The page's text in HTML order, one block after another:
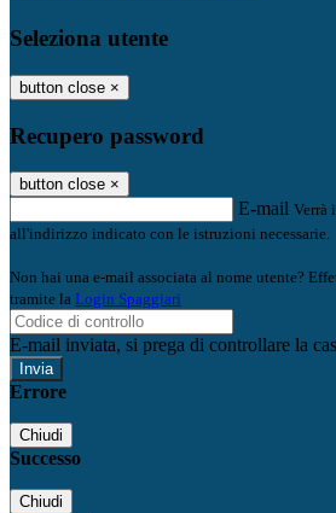
Seleziona utente
button close ×
Recupero password
button close ×
E-mail Verrà
all'indirizzo indicato con le istruzioni necessarie.
Non hai una e-mail associata al nome utente?
tramite la Login Spaggiari
E-mail inviata, si prega di controllare la
Errore
Chiudi
Successo
Chiudi